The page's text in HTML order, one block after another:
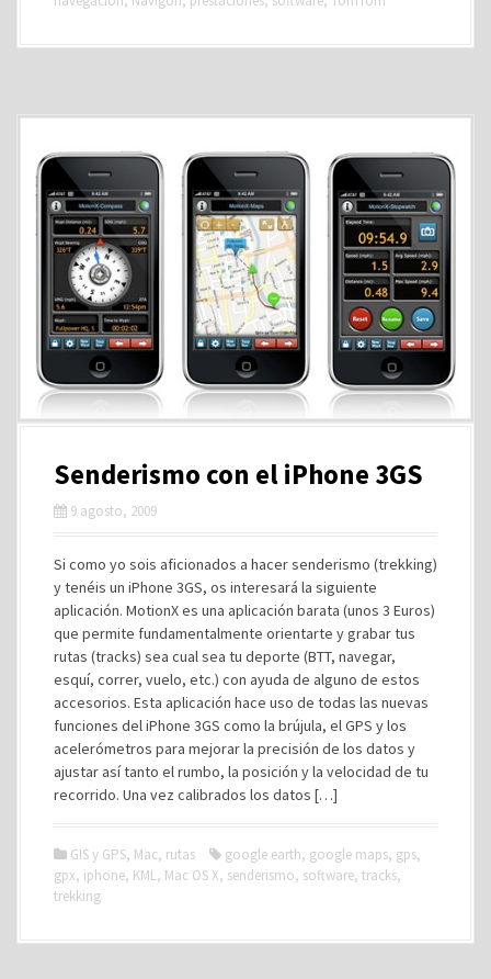
Senderismo con el iPhone 3GS
9 agosto, 2009
Si como yo sois aficionados a hacer senderismo (trekking)
y tenéis un iPhone 3GS, os interesará la siguiente
aplicación. MotionX es una aplicación barata (unos 3 Euros)
que permite fundamentalmente orientarte y grabar tus
rutas (tracks) sea cual sea tu deporte (BTT, navegar,
esquí, correr, vuelo, etc.) con ayuda de alguno de estos
accesorios. Esta aplicación hace uso de todas las nuevas
funciones del iPhone 3GS como la brújula, el GPS y los
acelerómetros para mejorar la precisión de los datos y
ajustar así tanto el rumbo, la posición y la velocidad de tu
recorrido. Una vez calibrados los datos […]
GIS y GPS, Mac, rutas google earth, google maps, gps,
gpx, iphone, KML, Mac OS X, senderismo, software, tracks,
trekking